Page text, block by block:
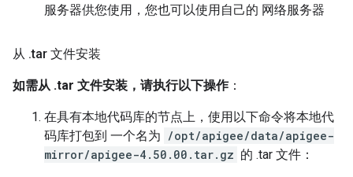
服务器供您使用，您也可以使用自己的 网络服务器
从 .tar 文件安装
如需从 .tar 文件安装，请执行以下操作：
在具有本地代码库的节点上，使用以下命令将本地代
码库打包到 一个名为 /opt/apigee/data/apigee-
mirror/apigee-4.50.00.tar.gz 的 .tar 文件：